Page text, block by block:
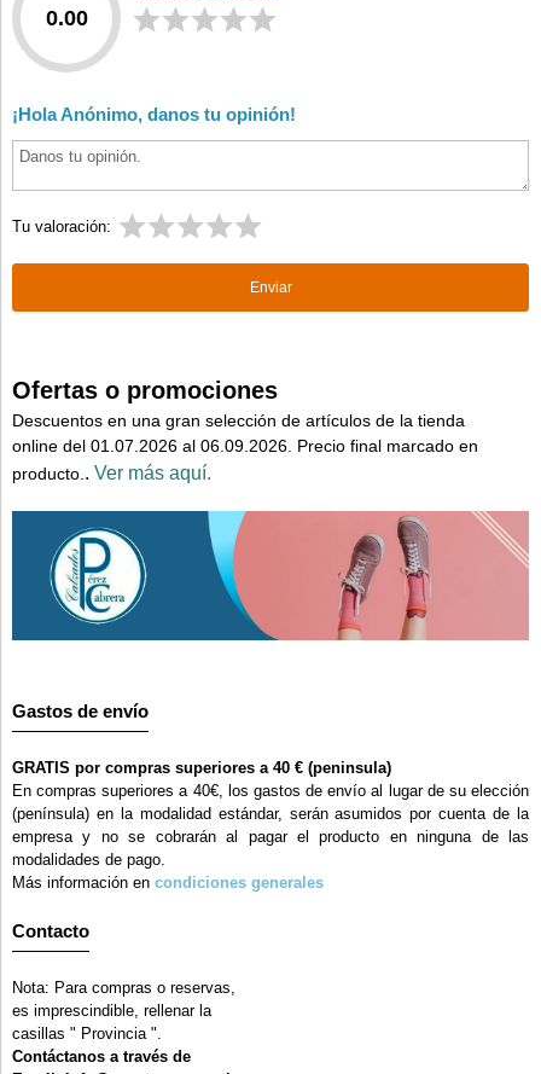
0.00
¡Hola Anónimo, danos tu opinión!
Tu valoración:
Ofertas o promociones
Descuentos en una gran selección de artículos de la tienda
online del 01.07.2026 al 06.09.2026. Precio final marcado en
producto. . Ver más aquí.
Gastos de envío
GRATIS por compras superiores a 40 € (peninsula)
En compras superiores a 40€, los gastos de envío al lugar de su elección
(península) en la modalidad estándar, serán asumidos por cuenta de la
empresa y no se cobrarán al pagar el producto en ninguna de las
modalidades de pago.
Más información en condiciones generales
Contacto
Nota: Para compras o reservas,
es imprescindible, rellenar la
casillas " Provincia ".
Contáctanos a través de